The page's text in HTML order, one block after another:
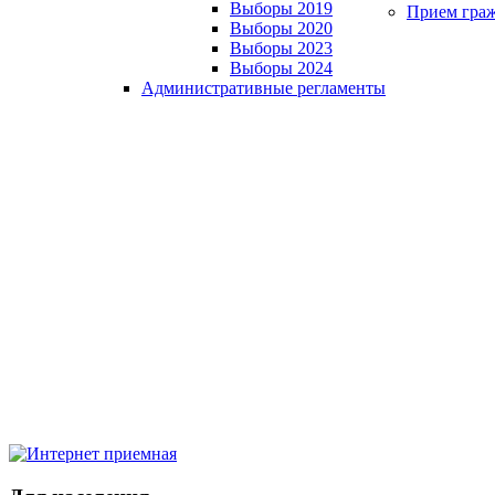
Выборы 2019
Выборы 2020
Выборы 2023
Выборы 2024
Административные регламенты
Прием